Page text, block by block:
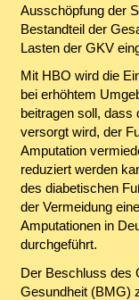
Ausschöpfung der
Bestandteil der
Lasten der GKV
Mit HBO wird die
bei erhöhtem
beitragen soll,
versorgt wird, der
Amputation
reduziert werden
des diabetischen
der Vermeidung
Amputationen in
durchgeführt.
Der Beschluss des
Gesundheit (BMG)